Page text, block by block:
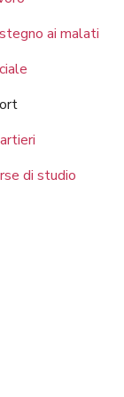
ai malati
di studio